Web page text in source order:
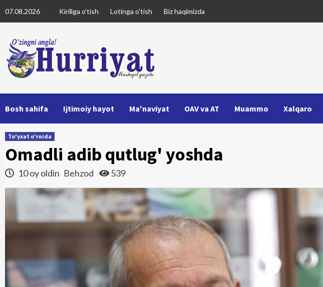
to
07.08.2026 Kirillga o'tish Lotinga o'tish Biz haqimizda
Bosh sahifa Ijtimoiy hayot Ma'naviyat OAV va AT Muammo Xalqaro
To'yxat o'rnida
Omadli adib qutlug' yoshda
10 oy oldin Behzod 539